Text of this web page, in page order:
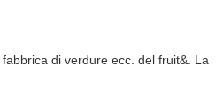
di verdure ecc. del fruit&. La